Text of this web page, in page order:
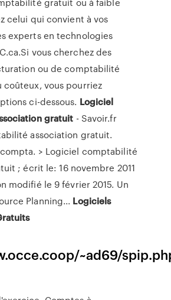
celui qui convient à vos
experts en technologies
vous cherchez des
ou de comptabilité
vous pourriez
ci-dessous. Logiciel
gratuit - Savoir.fr
association gratuit.
> Logiciel comptabilité
; écrit le: 16 novembre 2011
modifié le 9 février 2015. Un
Planning... Logiciels
~ad69/